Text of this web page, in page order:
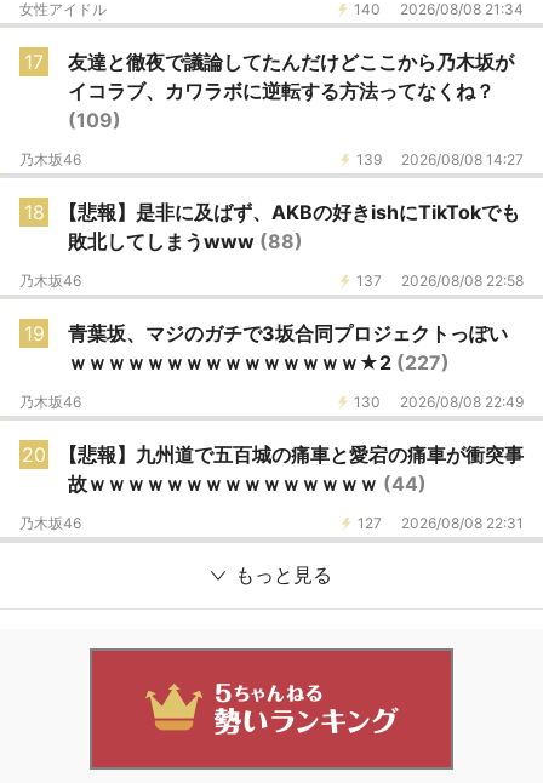
140 2026/08/08 21:34
女性アイドル
17
友達と徹夜で議論してたんだけどここから乃木坂が
イコラブ、カワラボに逆転する方法ってなくね？
(109)
139 2026/08/08 14:27
乃木坂46
18
【悲報】是非に及ばず、AKBの好きishにTikTokでも
敗北してしまうwww (88)
137 2026/08/08 22:58
乃木坂46
19
青葉坂、マジのガチで3坂合同プロジェクトっぽい
ｗｗｗｗｗｗｗｗｗｗｗｗｗｗｗ★2 (227)
130 2026/08/08 22:49
乃木坂46
20
【悲報】九州道で五百城の痛車と愛宕の痛車が衝突事
故ｗｗｗｗｗｗｗｗｗｗｗｗｗｗｗ (44)
127 2026/08/08 22:31
乃木坂46
もっと見る